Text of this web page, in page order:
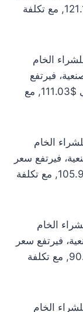
الشراء إلى $117.59 وسعر البيع إلى $121.12, مع تكلفة
الذهب عيار 22 اليوم يبلغ $97.99 للشراء الخام
فيرتفع
سعر الشراء إلى $107.79 وسعر البيع إلى $111.03, مع
عيار 21 اليوم يبلغ $93.54 للشراء الخام
فيرتفع سعر
الشراء إلى $102.89 وسعر البيع إلى $105.98, مع تكلفة
عيار 18 اليوم يبلغ $80.18 للشراء الخام
فيرتفع سعر
الشراء إلى $88.19 وسعر البيع إلى $90.84, مع تكلفة
عيار 14 اليوم يبلغ $62.36 للشراء الخام